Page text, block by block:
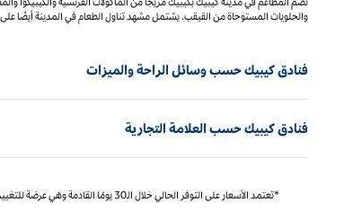
والحلويات المستوحاة من القيقب. يشتمل مشهد تناول الطعام في المدينة أيضًا
فنادق كيبيك حسب وسائل الراحة والميزات
فنادق كيبيك حسب العلامة التجارية
*تعتمد الأسعار على التوفر الحالي خلال الـ30 يومًا القادمة وهي عرضة للتغيير. الرجاء إدخال التواريخ الدقيقة للتسعير المحدد والتوفر.